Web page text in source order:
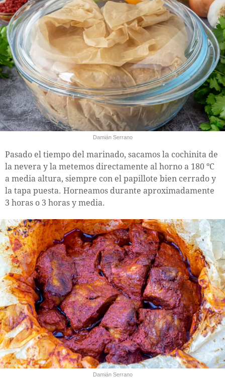
Damián Serrano
Pasado el tiempo del marinado, sacamos la cochinita de
la nevera y la metemos directamente al horno a 180 ºC
a media altura, siempre con el papillote bien cerrado y
la tapa puesta. Horneamos durante aproximadamente
3 horas o 3 horas y media.
Damián Serrano